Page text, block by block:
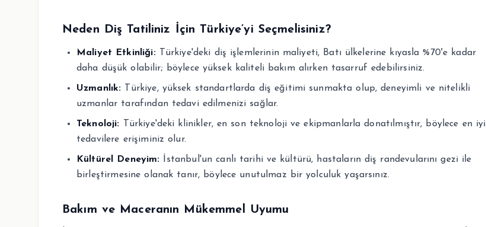
Neden Diş Tatiliniz İçin Türkiye’yi Seçmelisiniz?
Maliyet Etkinliği:Türkiye'deki diş işlemlerinin maliyeti, Batı ülkelerine kıyasla %70'e kadar
daha düşük olabilir; böylece yüksek kaliteli bakım alırken tasarruf edebilirsiniz.
Uzmanlık: Türkiye, yüksek standartlarda diş eğitimi sunmakta olup, deneyimli ve nitelikli
uzmanlar tarafından tedavi edilmenizi sağlar.
Teknoloji: Türkiye'deki klinikler, en son teknoloji ve ekipmanlarla donatılmıştır, böylece en iyi
tedavilere erişiminiz olur.
Kültürel Deneyim: İstanbul'un canlı tarihi ve kültürü, hastaların diş randevularını gezi ile
birleştirmesine olanak tanır, böylece unutulmaz bir yolculuk yaşarsınız.
Bakım ve Maceranın Mükemmel Uyumu